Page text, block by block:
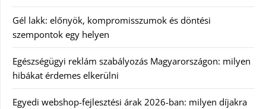
Gél lakk: előnyök, kompromisszumok és döntési
szempontok egy helyen
Egészségügyi reklám szabályozás Magyarországon: milyen
hibákat érdemes elkerülni
Egyedi webshop-fejlesztési árak 2026-ban: milyen díjakra